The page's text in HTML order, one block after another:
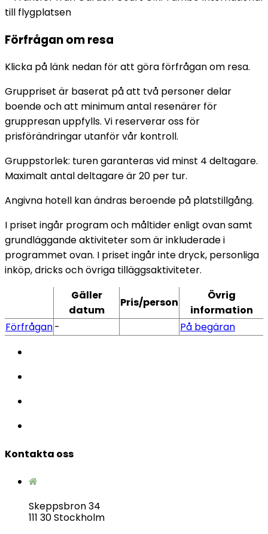
till flygplatsen
Förfrågan om resa
Klicka på länk nedan för att göra förfrågan om resa.
Gruppriset är baserat på att två personer delar
boende och att minimum antal resenärer för
gruppresan uppfylls. Vi reserverar oss för
prisförändringar utanför vår kontroll.
Gruppstorlek: turen garanteras vid minst 4 deltagare.
Maximalt antal deltagare är 20 per tur.
Angivna hotell kan ändras beroende på platstillgång.
I priset ingår program och måltider enligt ovan samt
grundläggande aktiviteter som är inkluderade i
programmet ovan. I priset ingår inte dryck, personliga
inköp, dricks och övriga tilläggsaktiviteter.
Gäller
datum
Pris/person
Övrig
information
Förfrågan- På begäran
Kontakta oss
Skeppsbron 34
111 30 Stockholm